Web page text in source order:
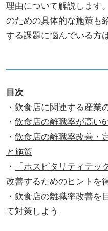
理由について解説します
のための具体的な施策も
する課題に悩んでいる方
目次
・ 飲食店に関連する産業
・ 飲食店の離職率が高い
・ 飲食店の離職率改善・
と施策
・
「ホスピタリティテッ
改善するためのヒントを
・ 飲食店の離職率改善を
て対策しよう